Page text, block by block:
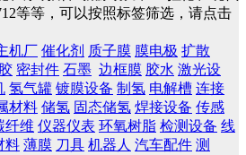
等等，可以按照标签筛选，请点击
机厂 催化剂 质子膜 膜电极 扩散
密封件 石墨 边框膜 胶水 激光设
氢气罐 镀膜设备 制氢 电解槽 连接
材料 储氢 固态储氢 焊接设备 传感
纤维 仪器仪表 环氧树脂 检测设备 线
料 薄膜 刀具 机器人 汽车配件 测